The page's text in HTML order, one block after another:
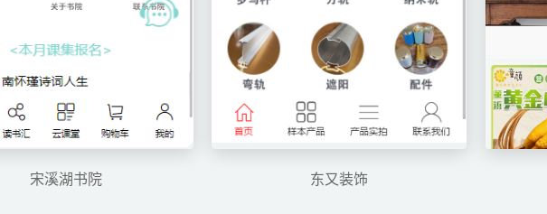
宋溪湖书院 东又装饰